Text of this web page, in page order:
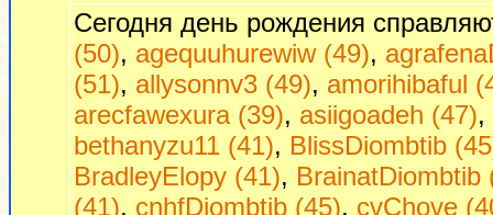
Сегодня день рождения
(50), agequuhurewiw (49),
(51), allysonnv3 (49), amorihibaful
arecfawexura (39), asiigoadeh (47),
bethanyzu11 (41), BlissDiombtib
BradleyElopy (41), BrainatDiombtib
(41), cnhfDiombtib (45), cvChove